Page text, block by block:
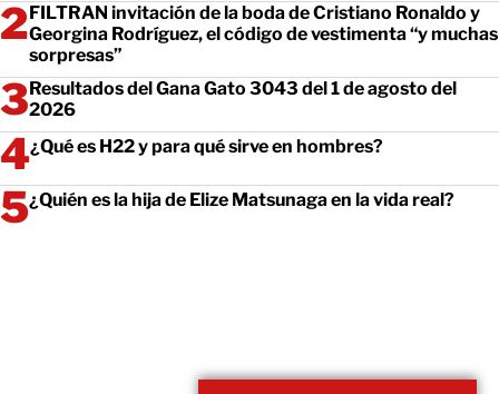
FILTRAN invitación de la boda de Cristiano Ronaldo y
Georgina Rodríguez, el código de vestimenta “y muchas
sorpresas”
Resultados del Gana Gato 3043 del 1 de agosto del
2026
¿Qué es H22 y para qué sirve en hombres?
¿Quién es la hija de Elize Matsunaga en la vida real?